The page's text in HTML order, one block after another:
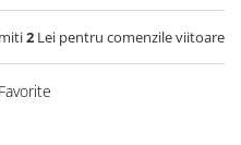
2 Lei pentru comenzile viitoare